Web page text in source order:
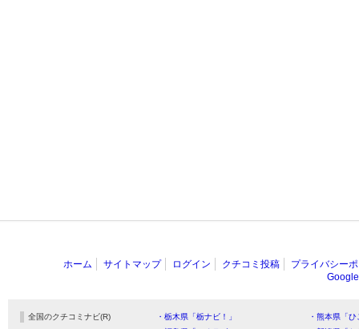
ホーム サイトマップ ログイン クチコミ投稿
プライバシー
全国のクチコミナビ(R) ・栃木県「栃ナビ！」
・熊本県「